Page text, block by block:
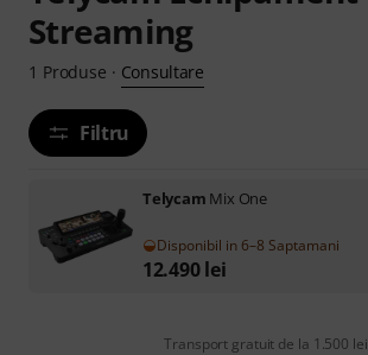
Streaming
1 Produse · Consultare
Filtru
Telycam Mix One
Disponibil in 6–8 Saptamani
12.490 lei
Transport gratuit de la 1.500 lei